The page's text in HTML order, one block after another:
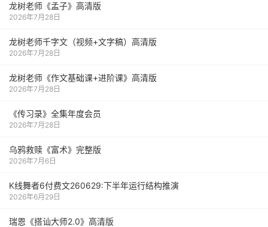
龙树老师《孟子》高清版
2026年7月28日
龙树老师千字文（视频+文字稿）高清版
2026年7月28日
龙树老师《作文基础课+进阶课》高清版
2026年7月28日
《传习录》全集年度会员
2026年7月28日
乌鸦救赎《富术》完整版
2026年7月6日
K线舞者6付费文260629:下半年运行结构推演
2026年6月29日
瑞恩《搭讪大师2.0》高清版